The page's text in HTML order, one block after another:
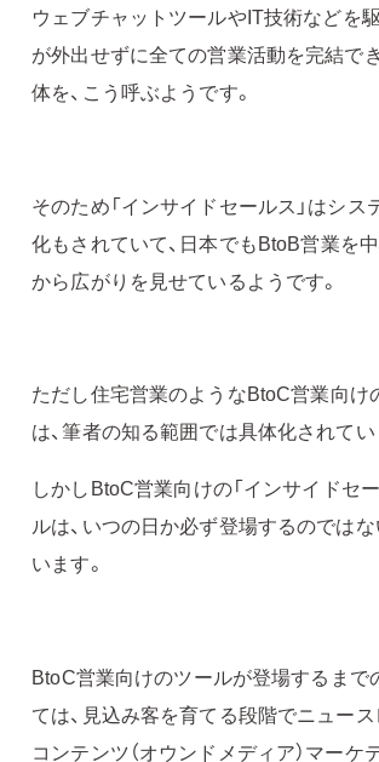
ウェブチャットツールやIT技術などを
が外出せずに全ての営業活動を完結で
体を、こう呼ぶようです。
そのため「インサイドセールス」はシス
化もされていて、日本でもBtoB営業を
から広がりを見せているようです。
ただし住宅営業のようなBtoC営業向け
は、筆者の知る範囲では具体化されてい
しかしBtoC営業向けの「インサイドセ
ルは、いつの日か必ず登場するのでは
います。
BtoC営業向けのツールが登場するまで
ては、見込み客を育てる段階でニュース
コンテンツ（オウンドメディア）マーケ